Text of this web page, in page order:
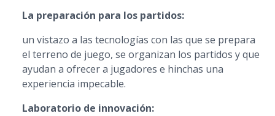
La preparación para los partidos:
un vistazo a las tecnologías con las que se prepara
el terreno de juego, se organizan los partidos y que
ayudan a ofrecer a jugadores e hinchas una
experiencia impecable.
Laboratorio de innovación: